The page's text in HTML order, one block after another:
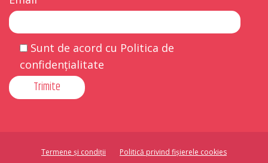
Sunt de acord cu Politica de
confidențialitate
Termene și condiții Politică privind fișierele cookies